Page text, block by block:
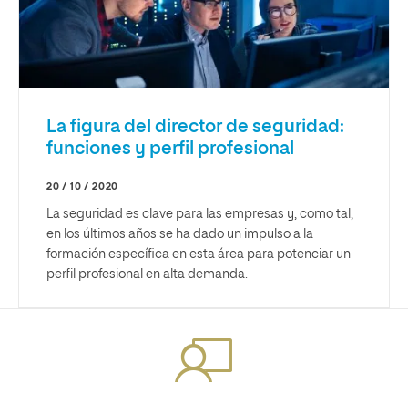
La figura del director de seguridad:
funciones y perfil profesional
20 / 10 / 2020
La seguridad es clave para las empresas y, como tal,
en los últimos años se ha dado un impulso a la
formación específica en esta área para potenciar un
perfil profesional en alta demanda.